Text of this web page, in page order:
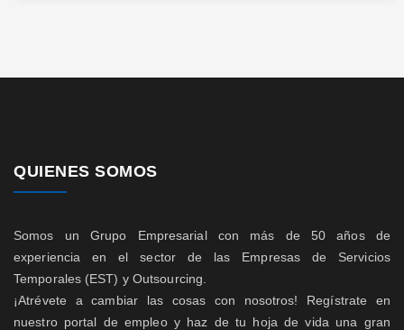
QUIENES SOMOS
Somos un Grupo Empresarial con más de 50 años de
experiencia en el sector de las Empresas de Servicios
Temporales (EST) y Outsourcing.
¡Atrévete a cambiar las cosas con nosotros! Regístrate en
nuestro portal de empleo y haz de tu hoja de vida una gran